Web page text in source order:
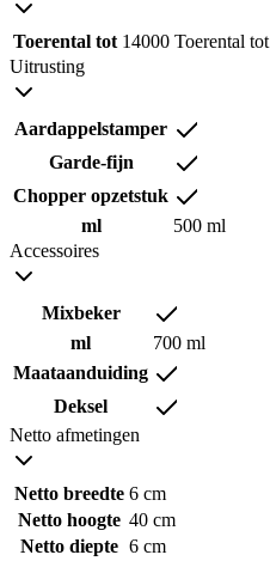
Toerental tot 14000 Toerental tot
Uitrusting
Aardappelstamper
Garde-fijn
Chopper opzetstuk
ml
500 ml
Accessoires
Mixbeker
ml
700 ml
Maataanduiding
Deksel
Netto afmetingen
Netto breedte 6 cm
Netto hoogte 40 cm
Netto diepte 6 cm